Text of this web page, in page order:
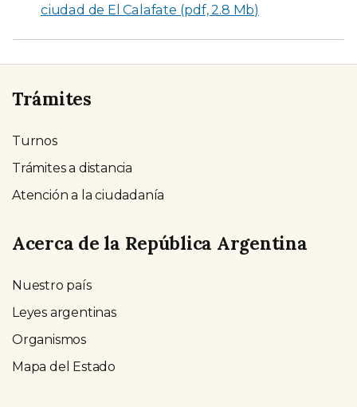
ciudad de El Calafate (pdf, 2.8 Mb)
Trámites
Turnos
Trámites a distancia
Atención a la ciudadanía
Acerca de la República Argentina
Nuestro país
Leyes argentinas
Organismos
Mapa del Estado